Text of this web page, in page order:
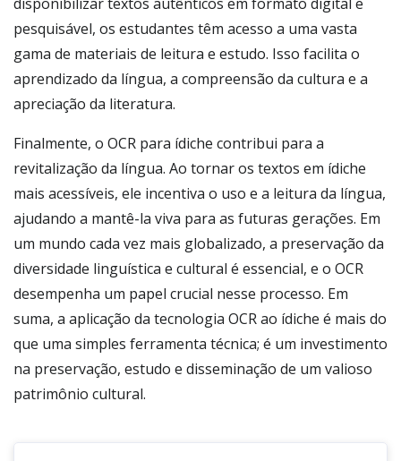
pesquisável, os estudantes têm acesso a uma vasta
gama de materiais de leitura e estudo. Isso facilita o
aprendizado da língua, a compreensão da cultura e a
apreciação da literatura.
Finalmente, o OCR para ídiche contribui para a
revitalização da língua. Ao tornar os textos em ídiche
mais acessíveis, ele incentiva o uso e a leitura da língua,
ajudando a mantê-la viva para as futuras gerações. Em
um mundo cada vez mais globalizado, a preservação da
diversidade linguística e cultural é essencial, e o OCR
desempenha um papel crucial nesse processo. Em
suma, a aplicação da tecnologia OCR ao ídiche é mais do
que uma simples ferramenta técnica; é um investimento
na preservação, estudo e disseminação de um valioso
patrimônio cultural.